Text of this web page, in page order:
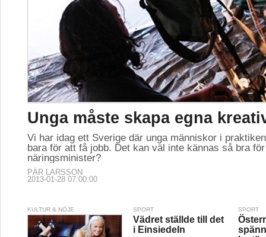
Unga måste skapa egna
Vi har idag ett Sverige där unga människor i
bara för att få jobb. Det kan väl inte kännas så bra
näringsminister?
PÄR LARSSON
2013-01-28 07:00:00
KULTUR & NÖJE SPORT
Vädret ställde till det
i Einsiedeln
SPORT